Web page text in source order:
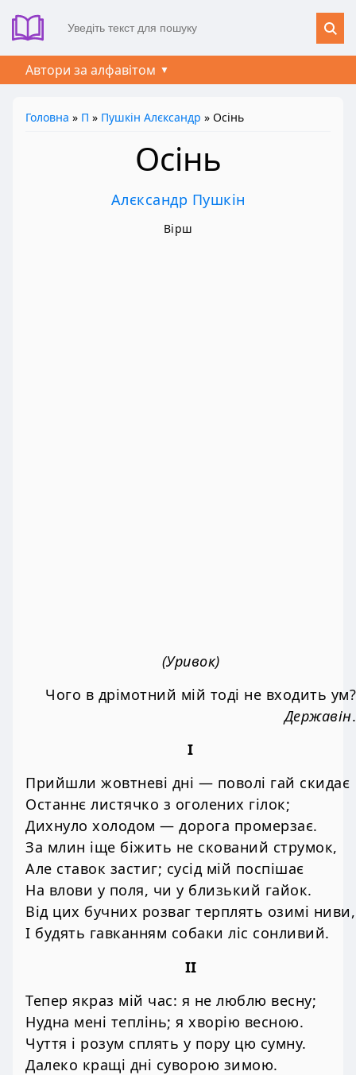
Автори за алфавітом
Головна » П » Пушкін Алєксандр » Осінь
Осінь
Алєксандр Пушкін
Вірш
(Уривок)
Чого в дрімотний мій тоді не входить ум?
Державін.
І
Прийшли жовтневі дні — поволі гай скидає
Останнє листячко з оголених гілок;
Дихнуло холодом — дорога промерзає.
За млин іще біжить не скований струмок,
Але ставок застиг; сусід мій поспішає
На влови у поля, чи у близький гайок.
Від цих бучних розваг терплять озимі ниви,
І будять гавканням собаки ліс сонливий.
II
Тепер якраз мій час: я не люблю весну;
Нудна мені теплінь; я хворію весною.
Чуття і розум сплять у пору цю сумну.
Далеко кращі дні суворою зимою.